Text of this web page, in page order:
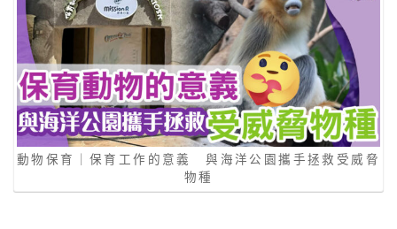
動物保育｜保育工作的意義 與海洋公園攜手拯救受威脅
物種